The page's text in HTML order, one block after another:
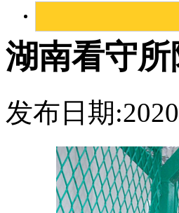
湖南看守所
发布日期